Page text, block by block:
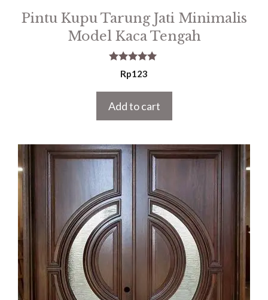
Pintu Kupu Tarung Jati Minimalis
Model Kaca Tengah
5.00
out of 5
Rp123
Add to cart